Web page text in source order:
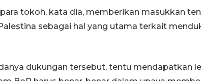
tokoh, kata dia, memberikan masukkan
sebagai hal yang utama terkait
dukungan tersebut, tentu mendapatkan